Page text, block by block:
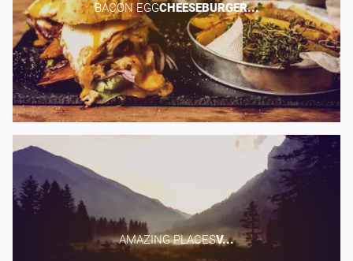
BACON EGG​CHEESEBURGER...
AMAZING PLACES​V...